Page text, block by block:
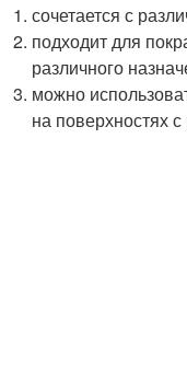
сочетается с
подходит для
различного
можно
на поверхностях с